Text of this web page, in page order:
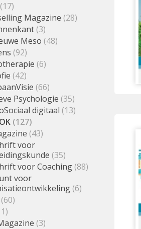
(17)
Magazine (28)
(3)
Meso (48)
(92)
(6)
(42)
(66)
Psychologie (35)
digitaal (13)
(127)
(43)
voor
(35)
voor Coaching (88)
voor
(6)
(60)
(3)